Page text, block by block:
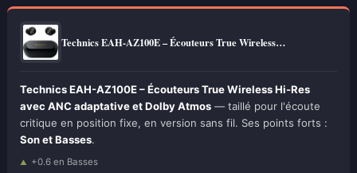
Technics EAH-AZ100E – Écouteurs True Wireless…
Technics EAH-AZ100E – Écouteurs True Wireless Hi-Res
avec ANC adaptative et Dolby Atmos — taillé pour l'écoute
critique en position fixe, en version sans fil. Ses points forts :
Son et Basses.
+0.6 en Basses